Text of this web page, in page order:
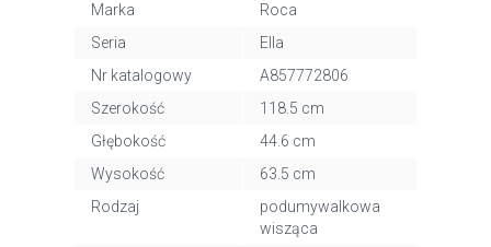
Marka
Roca
Seria
Ella
Nr katalogowy
A857772806
Szerokość
118.5 cm
Głębokość
44.6 cm
Wysokość
63.5 cm
Rodzaj
podumywalkowa
wisząca